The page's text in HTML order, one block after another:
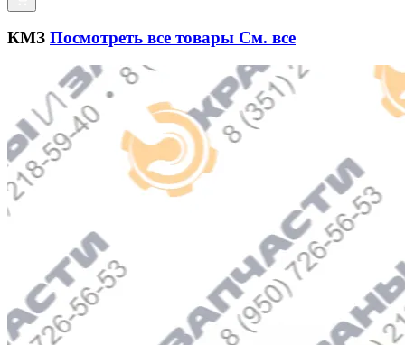
КМЗ Посмотреть все товары См. все